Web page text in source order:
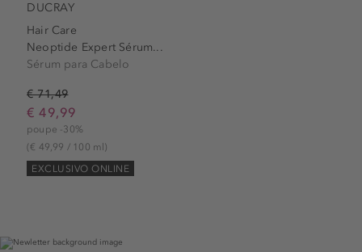
DUCRAY
Hair Care
Neoptide Expert Sérum...
Sérum para Cabelo
€ 71,49
€ 49,99
poupe -30%
(€ 49,99 / 100 ml)
EXCLUSIVO ONLINE